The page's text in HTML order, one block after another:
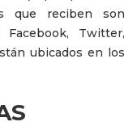
que reciben son
Twitter,
ubicados en los